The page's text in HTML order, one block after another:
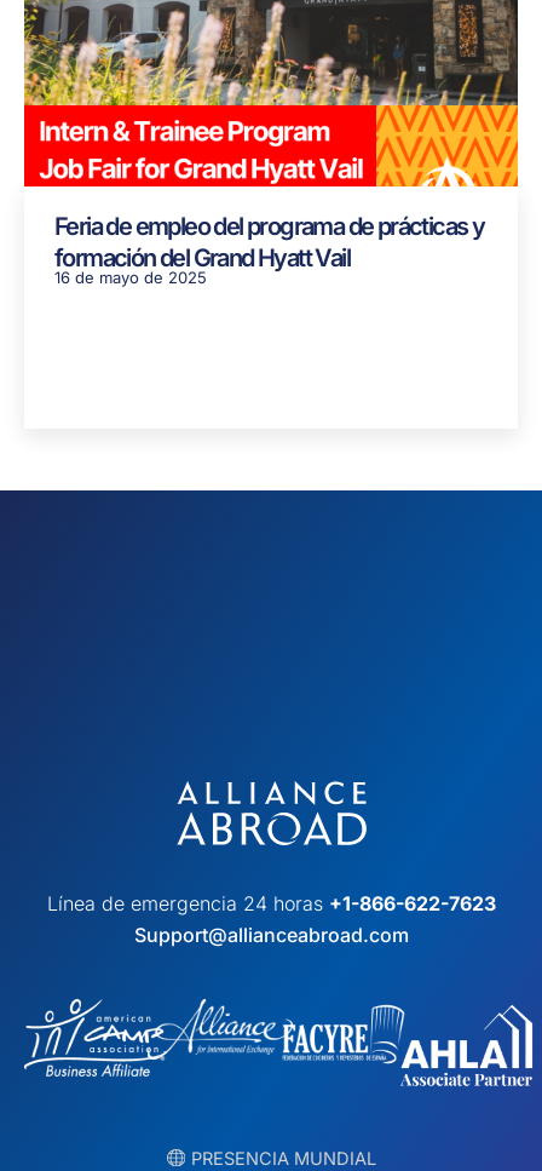
Feria de empleo del programa de prácticas y
formación del Grand Hyatt Vail
16 de mayo de 2025
Línea de emergencia 24 horas +1-866-622-7623
Support@allianceabroad.com
︎ PRESENCIA MUNDIAL